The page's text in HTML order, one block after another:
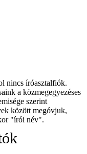
nincs íróasztalfiók.
a közmegegyezéses
szerint
között megóvjuk,
"írói név".